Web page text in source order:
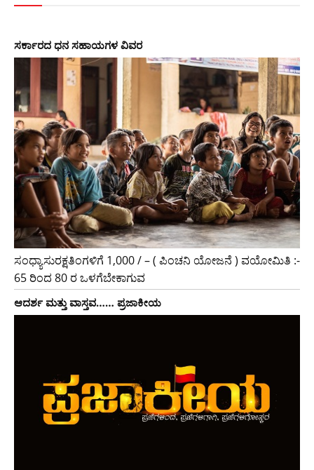
ಸರ್ಕಾರದ​ ​ಧನ ಸಹಾಯಗಳ ವಿವರ
ಸಂಧ್ಯಾಸುರಕ್ಷತಿಂಗಳಿಗೆ 1,000 / – ( ಪಿಂಚನಿ ಯೋಜನೆ ) ವಯೋಮಿತಿ :-
65 ರಿಂದ 80 ರ ಒಳಗೆಬೇಕಾಗುವ
ಆದರ್ಶ ಮತ್ತು ವಾಸ್ತವ…… ಪ್ರಜಾಕೀಯ